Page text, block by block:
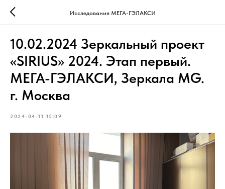
Исследования МЕГА-ГЭЛАКСИ
10.02.2024 Зеркальный проект
«SIRIUS» 2024. Этап первый.
МЕГА-ГЭЛАКСИ, Зеркала MG.
г. Москва
2024-04-11 15:09